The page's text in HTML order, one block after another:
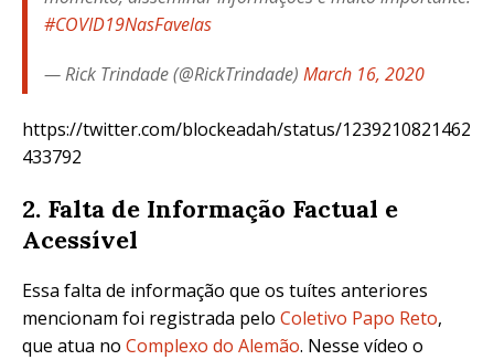
#COVID19NasFavelas
— Rick Trindade (@RickTrindade) March 16, 2020
https://twitter.com/blockeadah/status/1239210821462
433792
2. Falta de Informação Factual e
Acessível
Essa falta de informação que os tuítes anteriores
mencionam foi registrada pelo Coletivo Papo Reto,
que atua no Complexo do Alemão. Nesse vídeo o